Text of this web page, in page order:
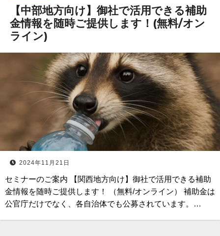
【中部地方向け】御社で活用できる補助
金情報を随時ご提供します！(無料/オン
ライン)
2024年11月21日
セミナーのご案内 【関西地方向け】御社で活用できる補助
金情報を随時ご提供します！ （無料/オンライン） 補助金は
公官庁だけでなく、各自治体でも公募されています。…